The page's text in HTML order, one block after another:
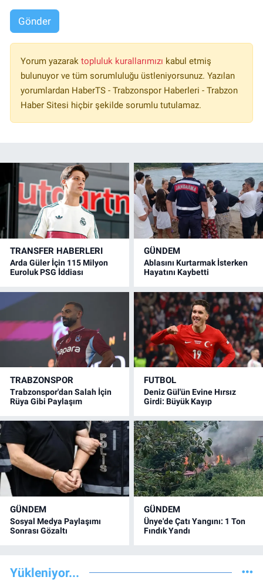
Gönder
Yorum yazarak topluluk kurallarımızı kabul etmiş
bulunuyor ve tüm sorumluluğu üstleniyorsunuz. Yazılan
yorumlardan HaberTS - Trabzonspor Haberleri - Trabzon
Haber Sitesi hiçbir şekilde sorumlu tutulamaz.
TRANSFER HABERLERI
Arda Güler İçin 115 Milyon
Euroluk PSG İddiası
GÜNDEM
Ablasını Kurtarmak İsterken
Hayatını Kaybetti
TRABZONSPOR
Trabzonspor'dan Salah İçin
Rüya Gibi Paylaşım
FUTBOL
Deniz Gül'ün Evine Hırsız
Girdi: Büyük Kayıp
GÜNDEM
Sosyal Medya Paylaşımı
Sonrası Gözaltı
GÜNDEM
Ünye'de Çatı Yangını: 1 Ton
Fındık Yandı
Yükleniyor...